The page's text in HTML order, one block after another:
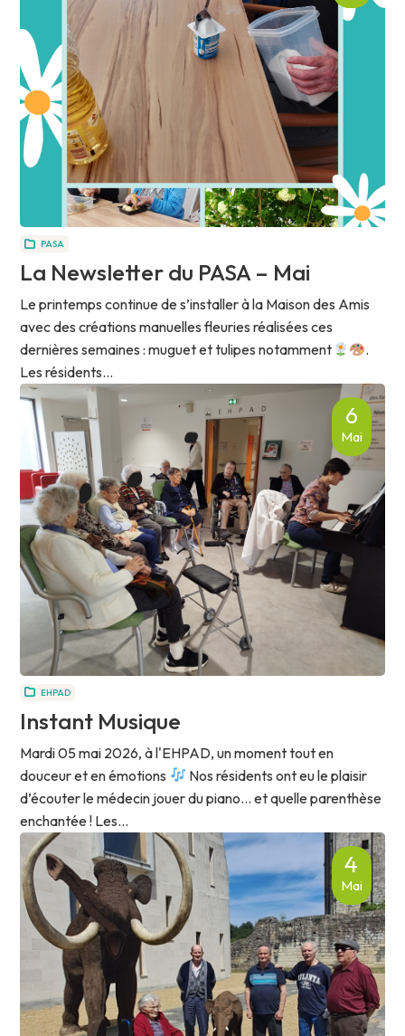
PASA
La Newsletter du PASA – Mai
Le printemps continue de s’installer à la Maison des Amis
avec des créations manuelles fleuries réalisées ces
dernières semaines : muguet et tulipes notamment
.
Les résidents...
6
Mai
EHPAD
Instant Musique
Mardi 05 mai 2026, à l'EHPAD, un moment tout en
douceur et en émotions
Nos résidents ont eu le plaisir
d’écouter le médecin jouer du piano… et quelle parenthèse
enchantée ! Les...
4
Mai